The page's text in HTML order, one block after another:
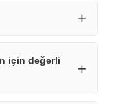
için değerli